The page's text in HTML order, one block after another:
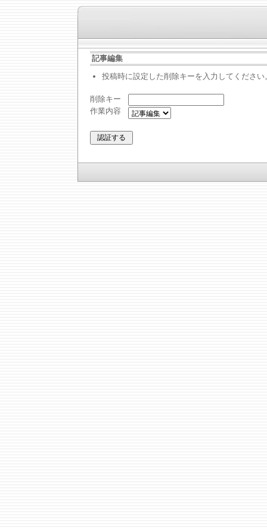
記事編集
投稿時に設定した削除キーを入力してください
削除キー
作業内容